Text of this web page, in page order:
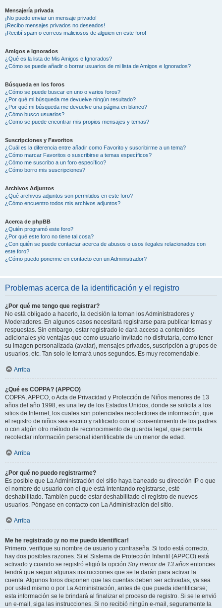
Mensajería privada
¡No puedo enviar un mensaje privado!
¡Recibo mensajes privados no deseados!
¡Recibí spam o correos maliciosos de alguien en este foro!
Amigos e Ignorados
¿Qué es la lista de Mis Amigos e Ignorados?
¿Cómo se puede añadir o borrar usuarios de mi lista de Amigos e Ignorados?
Búsqueda en los foros
¿Cómo se puede buscar en uno o varios foros?
¿Por qué mi búsqueda me devuelve ningún resultado?
¿Por qué mi búsqueda me devuelve una página en blanco?
¿Cómo busco usuarios?
¿Como se puede encontrar mis propios mensajes y temas?
Suscripciones y Favoritos
¿Cuál es la diferencia entre añadir como Favorito y suscribirme a un tema?
¿Cómo marcar Favoritos o suscribirse a temas específicos?
¿Cómo me suscribo a un foro específico?
¿Cómo borro mis suscripciones?
Archivos Adjuntos
¿Qué archivos adjuntos son permitidos en este foro?
¿Cómo encuentro todos mis archivos adjuntos?
Acerca de phpBB
¿Quién programó este foro?
¿Por qué este foro no tiene tal cosa?
¿Con quién se puede contactar acerca de abusos o usos ilegales relacionados con
este foro?
¿Cómo puedo ponerme en contacto con un Administrador?
Problemas acerca de la identificación y el registro
¿Por qué me tengo que registrar?
No está obligado a hacerlo, la decisión la toman los Administradores y
Moderadores. En algunos casos necesitará registrarse para publicar temas y
respuestas. Sin embargo, estar registrado le dará acceso a contenidos
adicionales y/o ventajas que como usuario invitado no disfrutaría, como tener
su imagen personalizada (avatar), mensajes privados, suscripción a grupos de
usuarios, etc. Tan solo le tomará unos segundos. Es muy recomendable.
Arriba
¿Qué es COPPA? (APPCO)
COPPA, APPCO, o Acta de Privacidad y Protección de Niños menores de 13
años del año 1998, es una ley de los Estados Unidos, donde se solicita a los
sitios de Internet, los cuales son potenciales recolectores de información, que
el registro de niños sea escrito y ratificado con el consentimiento de los padres
o con algún otro método de reconocimiento de guardia legal, que permita
recolectar información personal identificable de un menor de edad.
Arriba
¿Por qué no puedo registrarme?
Es posible que La Administración del sitio haya baneado su dirección IP o que
el nombre de usuario con el que está intentando registrarse, esté
deshabilitado. También puede estar deshabilitado el registro de nuevos
usuarios. Póngase en contacto con La Administración del sitio.
Arriba
Me he registrado ¡y no me puedo identificar!
Primero, verifique su nombre de usuario y contraseña. Si todo está correcto,
hay dos posibles razones. Si el Sistema de Protección Infantil (APPCO) está
activado y cuando se registró eligió la opción Soy menor de 13 años entonces
tendrá que seguir algunas instrucciones que se le darán para activar la
cuenta. Algunos foros disponen que las cuentas deben ser activadas, ya sea
por usted mismo o por La Administración, antes de que pueda identificarse;
esta información se le brindará al finalizar el proceso de registro. Si se le envió
un e-mail, siga las instrucciones. Si no recibió ningún e-mail, seguramente la